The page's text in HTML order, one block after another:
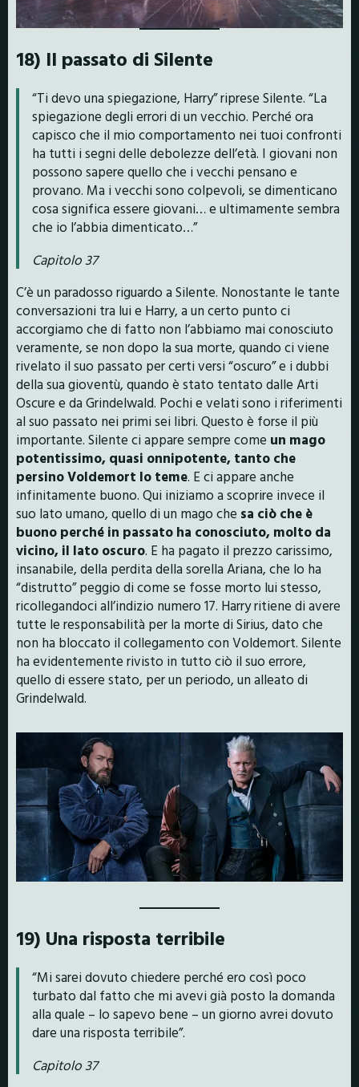
18) Il passato di Silente
“Ti devo una spiegazione, Harry” riprese Silente. “La
spiegazione degli errori di un vecchio. Perché ora
capisco che il mio comportamento nei tuoi confronti
ha tutti i segni delle debolezze dell’età. I giovani non
possono sapere quello che i vecchi pensano e
provano. Ma i vecchi sono colpevoli, se dimenticano
cosa significa essere giovani… e ultimamente sembra
che io l’abbia dimenticato…”
Capitolo 37
C’è un paradosso riguardo a Silente. Nonostante le tante
conversazioni tra lui e Harry, a un certo punto ci
accorgiamo che di fatto non l’abbiamo mai conosciuto
veramente, se non dopo la sua morte, quando ci viene
rivelato il suo passato per certi versi “oscuro” e i dubbi
della sua gioventù, quando è stato tentato dalle Arti
Oscure e da Grindelwald. Pochi e velati sono i riferimenti
al suo passato nei primi sei libri. Questo è forse il più
importante. Silente ci appare sempre come un mago
potentissimo, quasi onnipotente, tanto che
persino Voldemort lo teme. E ci appare anche
infinitamente buono. Qui iniziamo a scoprire invece il
suo lato umano, quello di un mago che sa ciò che è
buono perché in passato ha conosciuto, molto da
vicino, il lato oscuro. E ha pagato il prezzo carissimo,
insanabile, della perdita della sorella Ariana, che lo ha
“distrutto” peggio di come se fosse morto lui stesso,
ricollegandoci all’indizio numero 17. Harry ritiene di avere
tutte le responsabilità per la morte di Sirius, dato che
non ha bloccato il collegamento con Voldemort. Silente
ha evidentemente rivisto in tutto ciò il suo errore,
quello di essere stato, per un periodo, un alleato di
Grindelwald.
19) Una risposta terribile
“Mi sarei dovuto chiedere perché ero così poco
turbato dal fatto che mi avevi già posto la domanda
alla quale – lo sapevo bene – un giorno avrei dovuto
dare una risposta terribile”.
Capitolo 37